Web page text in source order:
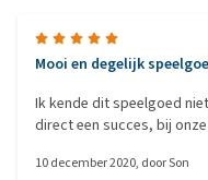
Mooi en degelijk
Ik kende dit speelgoed
direct een succes, bij
omgekeken. Maar met
10 december 2020, doorSon